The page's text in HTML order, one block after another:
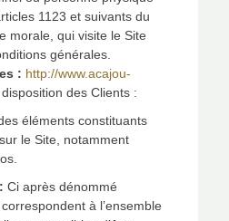
1123 et suivants du
morale, qui visite le Site
générales.
: http://www.acajou-
des Clients :
éléments constituants
le Site, notamment
Ci après dénommé
à l’ensemble